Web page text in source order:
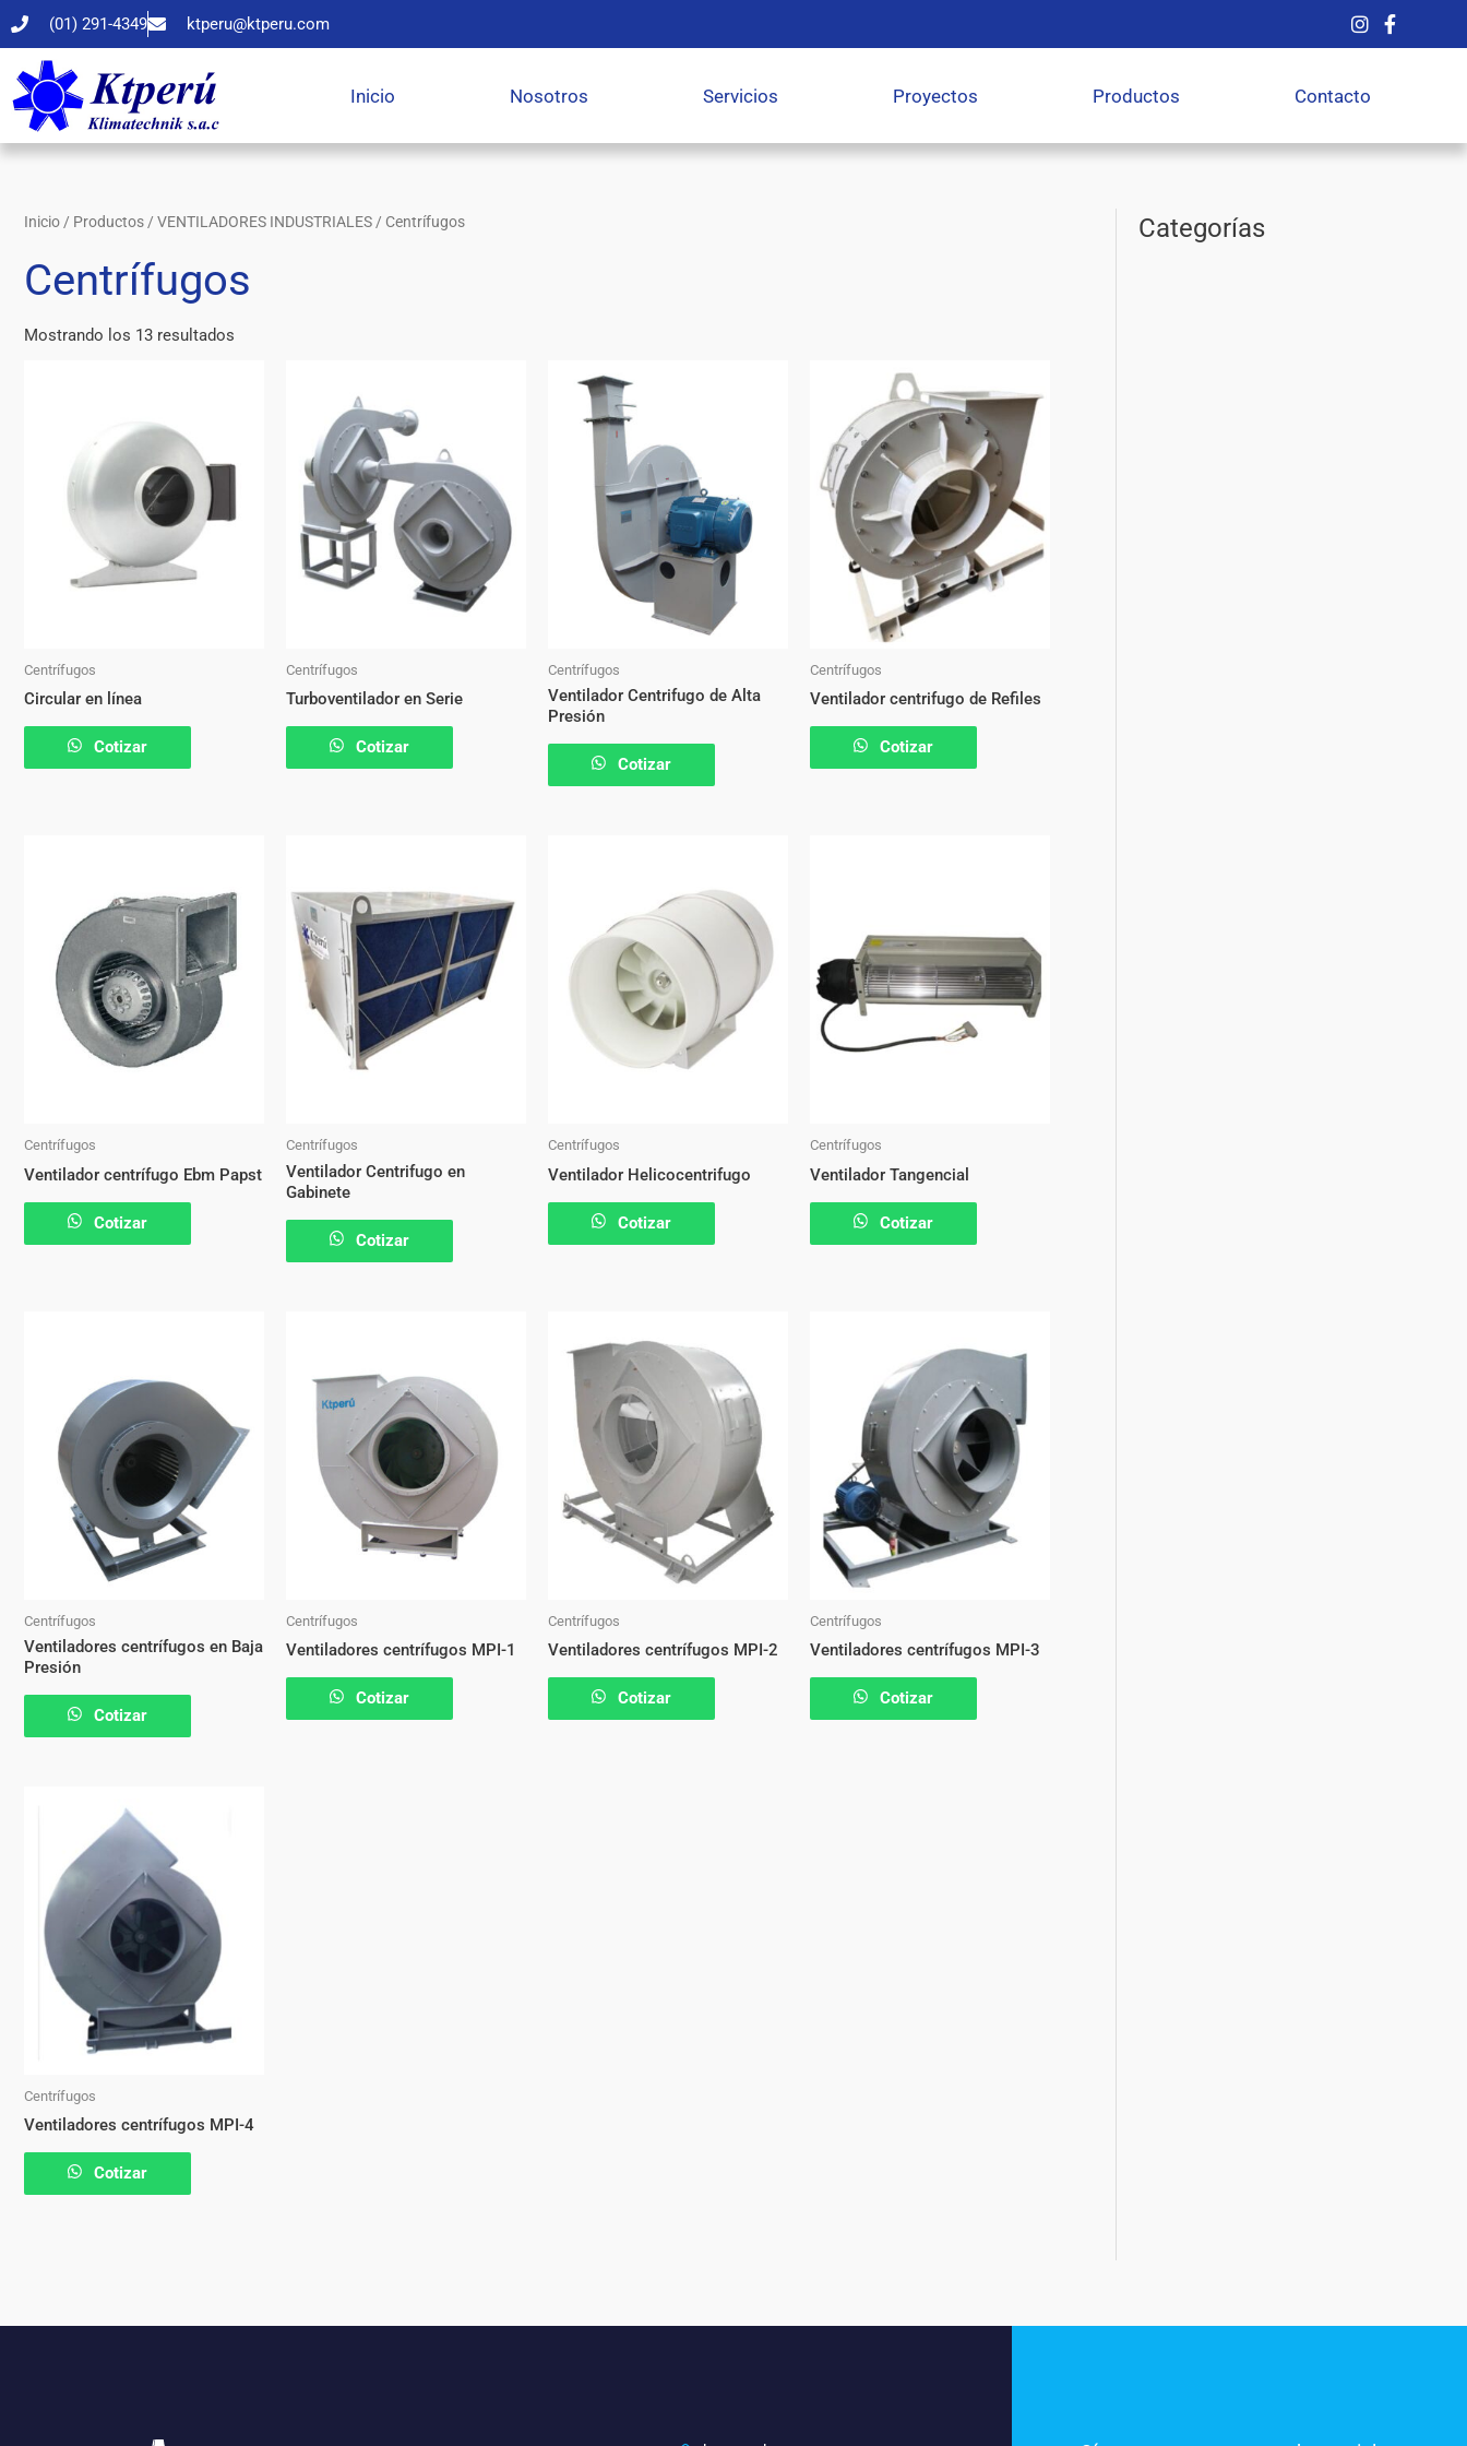
al
contenido
(01) 291-4349 ktperu@ktperu.com
Inicio Nosotros Servicios Proyectos Productos Contacto
Inicio / Productos / VENTILADORES INDUSTRIALES / Centrífugos
Centrífugos
Mostrando los 13 resultados
Centrífugos
Circular en línea
Cotizar
Centrífugos
Turboventilador en Serie
Cotizar
Centrífugos
Ventilador Centrifugo de Alta
Presión
Cotizar
Centrífugos
Ventilador centrifugo de Refiles
Cotizar
Centrífugos
Ventilador centrífugo Ebm Papst
Cotizar
Centrífugos
Ventilador Centrifugo en
Gabinete
Cotizar
Centrífugos
Ventilador Helicocentrifugo
Cotizar
Centrífugos
Ventilador Tangencial
Cotizar
Centrífugos
Ventiladores centrífugos en Baja
Presión
Cotizar
Centrífugos
Ventiladores centrífugos MPI-1
Cotizar
Centrífugos
Ventiladores centrífugos MPI-2
Cotizar
Centrífugos
Ventiladores centrífugos MPI-3
Cotizar
Centrífugos
Ventiladores centrífugos MPI-4
Cotizar
Categorías